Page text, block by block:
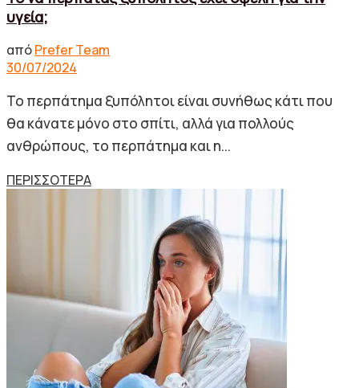
υγεία;
απόPrefer Team
30/07/2024
Το περπάτημα ξυπόλητοι είναι συνήθως κάτι που
θα κάνατε μόνο στο σπίτι, αλλά για πολλούς
ανθρώπους, το περπάτημα και η...
ΠΕΡΙΣΣΟΤΕΡΑDetails